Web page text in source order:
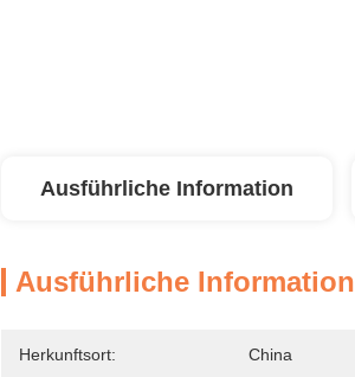
Ausführliche Information
Ausführliche Information
Herkunftsort: China